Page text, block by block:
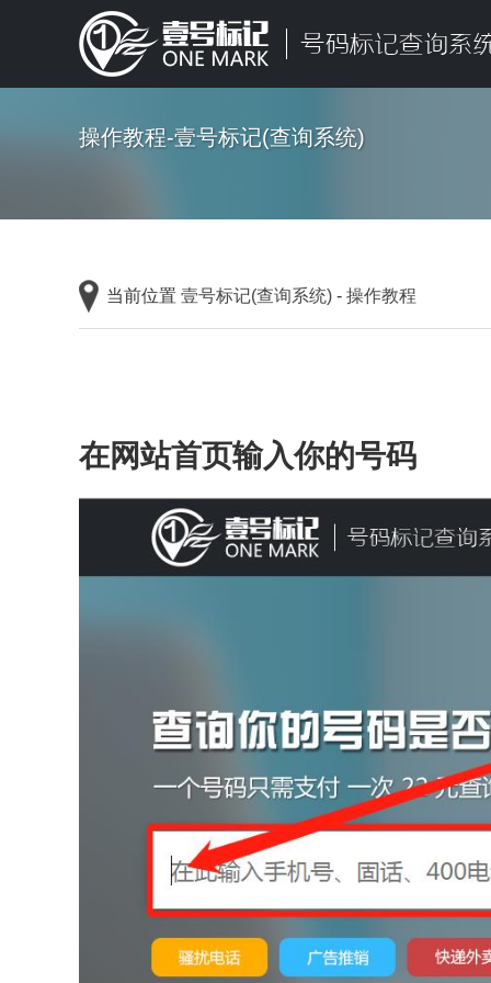
操作教程-壹号标记(查询系统)
当前位置 壹号标记(查询系统) - 操作教程
在网站首页输入你的号码